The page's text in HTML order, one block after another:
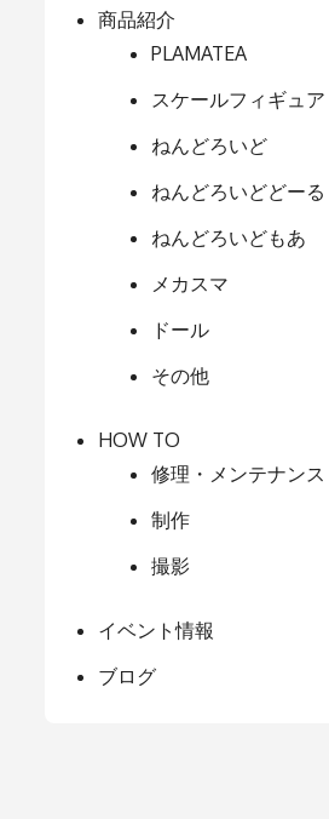
商品紹介
PLAMATEA
スケールフィギュア
ねんどろいど
ねんどろいどどーる
ねんどろいどもあ
メカスマ
ドール
その他
HOW TO
修理・メンテナンス
制作
撮影
イベント情報
ブログ